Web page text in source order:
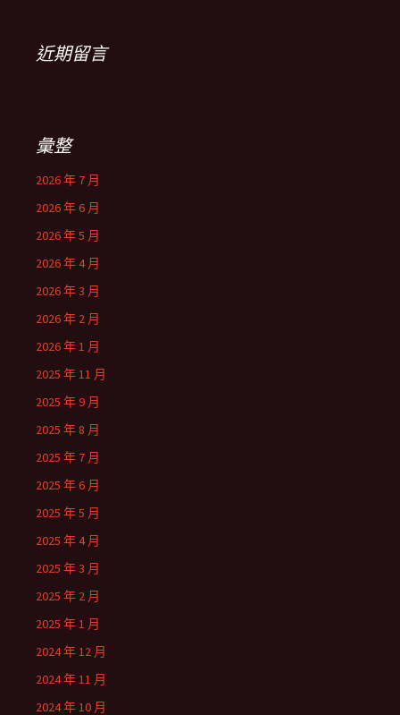
近期留言
彙整
2026 年 7 月
2026 年 6 月
2026 年 5 月
2026 年 4 月
2026 年 3 月
2026 年 2 月
2026 年 1 月
2025 年 11 月
2025 年 9 月
2025 年 8 月
2025 年 7 月
2025 年 6 月
2025 年 5 月
2025 年 4 月
2025 年 3 月
2025 年 2 月
2025 年 1 月
2024 年 12 月
2024 年 11 月
2024 年 10 月